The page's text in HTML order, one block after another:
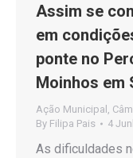
Assim se
em
ponte no
Moinhos em
Ação Municipal
By Filipa Pais 4
As dificuldades